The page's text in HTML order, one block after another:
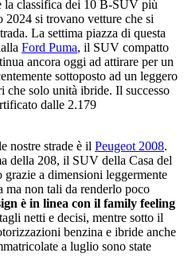
la classifica dei 10 B-SUV più
si trovano vetture che si
La settima piazza di questa
Ford Puma, il SUV compatto
ancora oggi ad attirare per un
sottoposto ad un leggero
che solo unità ibride. Il successo
dalle 2.179
nostre strade è il Peugeot 2008.
della 208, il SUV della Casa del
a dimensioni leggermente
ma non tali da renderlo poco
è in linea con il family feeling
netti e decisi, mentre sotto il
benzina e ibride anche
a luglio sono state